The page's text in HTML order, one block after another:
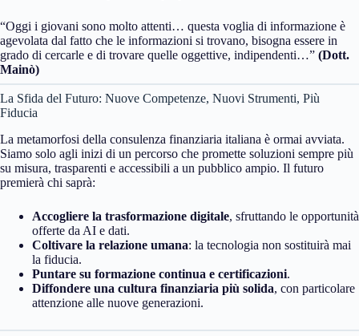
“Oggi i giovani sono molto attenti… questa voglia di informazione è
agevolata dal fatto che le informazioni si trovano, bisogna essere in
grado di cercarle e di trovare quelle oggettive, indipendenti…” (Dott.
Mainò)
La Sfida del Futuro: Nuove Competenze, Nuovi Strumenti, Più
Fiducia
La metamorfosi della consulenza finanziaria italiana è ormai avviata.
Siamo solo agli inizi di un percorso che promette soluzioni sempre più
su misura, trasparenti e accessibili a un pubblico ampio. Il futuro
premierà chi saprà:
Accogliere la trasformazione digitale, sfruttando le opportunità
offerte da AI e dati.
Coltivare la relazione umana: la tecnologia non sostituirà mai
la fiducia.
Puntare su formazione continua e certificazioni.
Diffondere una cultura finanziaria più solida, con particolare
attenzione alle nuove generazioni.